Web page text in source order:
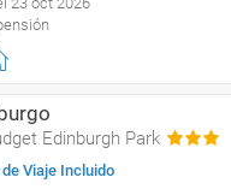
Edinburgh Park
Viaje Incluido